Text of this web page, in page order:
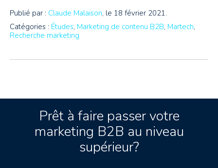
Publié par : Claude Malaison, le 18 février 2021.
Catégories : Études, Marketing de contenu B2B, Martech,
Recherche marketing
Prêt à faire passer votre
marketing B2B au niveau
supérieur?